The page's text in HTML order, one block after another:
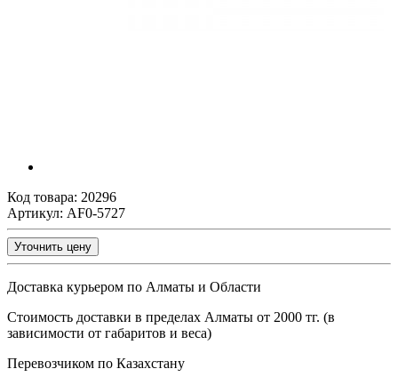
Код товара: 20296
Артикул: AF0-5727
Уточнить цену
Доставка курьером по Алматы и Области
Стоимость доставки в пределах Алматы от 2000 тг. (в
зависимости от габаритов и веса)
Перевозчиком по Казахстану